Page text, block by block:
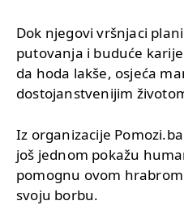
Dok njegovi vršnjaci
putovanja i buduće
da hoda lakše, osjeća
dostojanstvenijim
Iz organizacije
još jednom pokažu
pomognu ovom
svoju borbu.